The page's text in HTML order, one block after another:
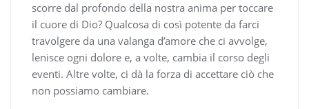
scorre dal profondo della nostra anima per toccare
il cuore di Dio? Qualcosa di così potente da farci
travolgere da una valanga d’amore che ci avvolge,
lenisce ogni dolore e, a volte, cambia il corso degli
eventi. Altre volte, ci dà la forza di accettare ciò che
non possiamo cambiare.